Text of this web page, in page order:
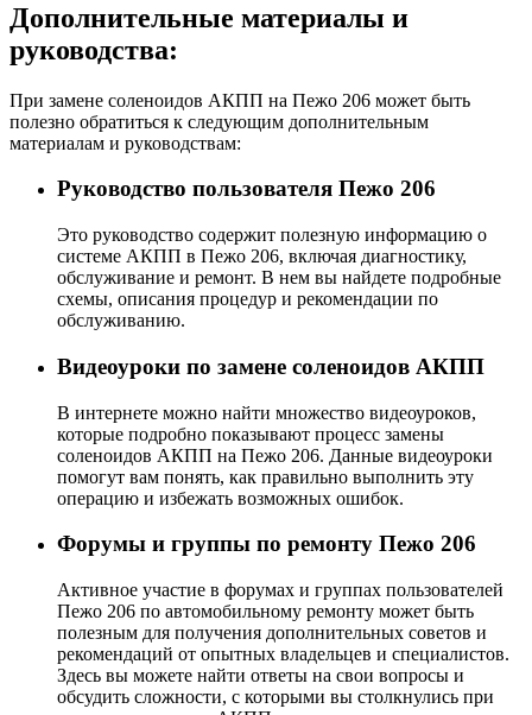
Дополнительные материалы и
руководства:
При замене соленоидов АКПП на Пежо 206 может быть
полезно обратиться к следующим дополнительным
материалам и руководствам:
Руководство пользователя Пежо 206
Это руководство содержит полезную информацию о
системе АКПП в Пежо 206, включая диагностику,
обслуживание и ремонт. В нем вы найдете подробные
схемы, описания процедур и рекомендации по
обслуживанию.
Видеоуроки по замене соленоидов АКПП
В интернете можно найти множество видеоуроков,
которые подробно показывают процесс замены
соленоидов АКПП на Пежо 206. Данные видеоуроки
помогут вам понять, как правильно выполнить эту
операцию и избежать возможных ошибок.
Форумы и группы по ремонту Пежо 206
Активное участие в форумах и группах пользователей
Пежо 206 по автомобильному ремонту может быть
полезным для получения дополнительных советов и
рекомендаций от опытных владельцев и специалистов.
Здесь вы можете найти ответы на свои вопросы и
обсудить сложности, с которыми вы столкнулись при